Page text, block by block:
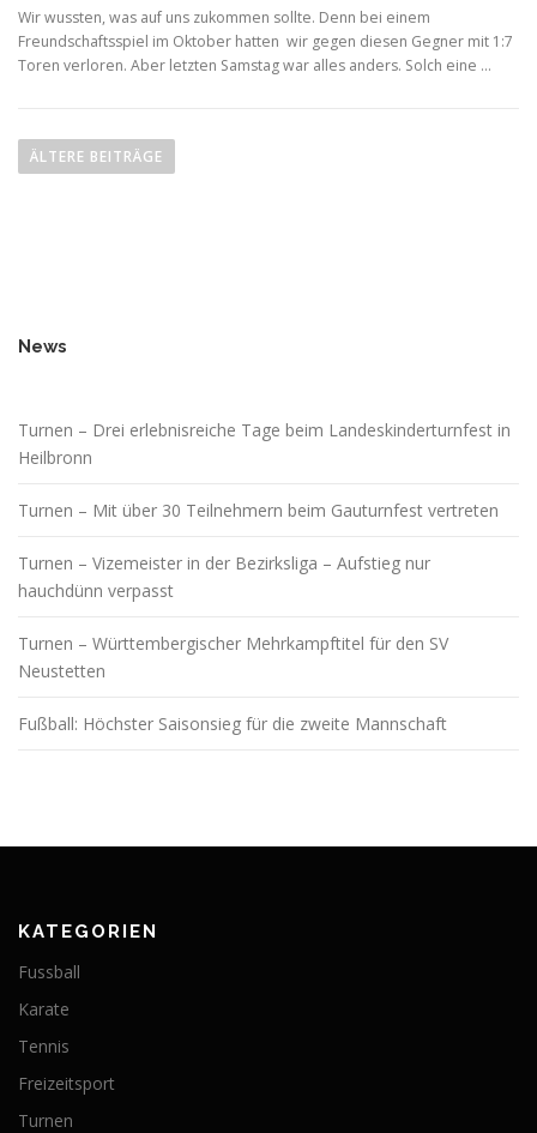
Wir wussten, was auf uns zukommen sollte. Denn bei einem
Freundschaftsspiel im Oktober hatten wir gegen diesen Gegner mit 1:7
Toren verloren. Aber letzten Samstag war alles anders. Solch eine …
e
s
v
i
g
t
i
n
ÄLTERE BEITRÄGE
News
Turnen – Drei erlebnisreiche Tage beim Landeskinderturnfest in
Heilbronn
Turnen – Mit über 30 Teilnehmern beim Gauturnfest vertreten
Turnen – Vizemeister in der Bezirksliga – Aufstieg nur
hauchdünn verpasst
Turnen – Württembergischer Mehrkampftitel für den SV
Neustetten
Fußball: Höchster Saisonsieg für die zweite Mannschaft
KATEGORIEN
Fussball
Karate
Tennis
Freizeitsport
Turnen